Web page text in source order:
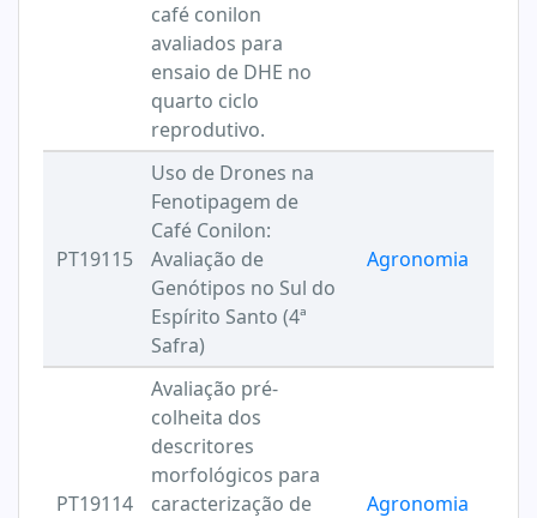
café conilon
avaliados para
ensaio de DHE no
quarto ciclo
reprodutivo.
PT19115
Uso de Drones na
Fenotipagem de
Café Conilon:
Avaliação de
Genótipos no Sul do
Espírito Santo (4ª
Safra)
Agronomia
PT19114
Avaliação pré-
colheita dos
descritores
morfológicos para
caracterização de
Agronomia